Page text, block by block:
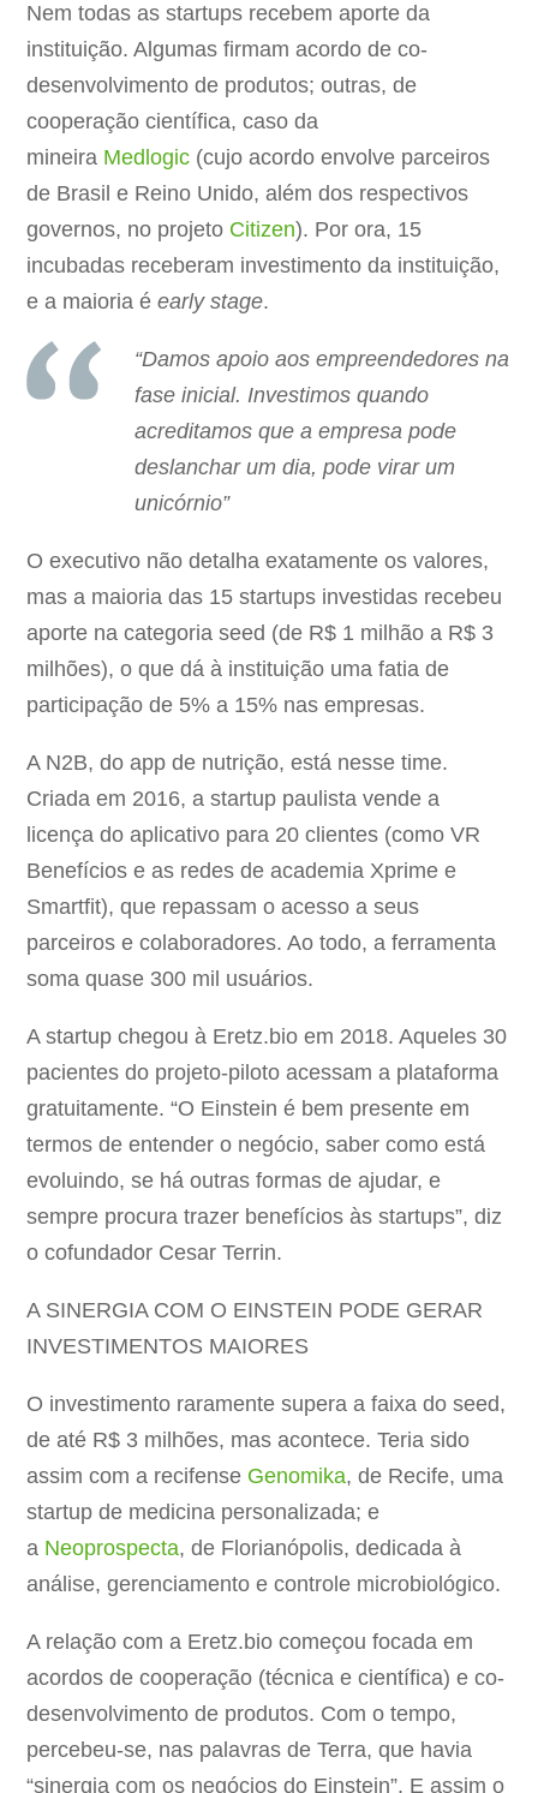
Nem todas as startups recebem aporte da
instituição. Algumas firmam acordo de co-
desenvolvimento de produtos; outras, de
cooperação científica, caso da
mineira Medlogic (cujo acordo envolve parceiros
de Brasil e Reino Unido, além dos respectivos
governos, no projeto Citizen). Por ora, 15
incubadas receberam investimento da instituição,
e a maioria éearly stage.
“Damos apoio aos empreendedores na
fase inicial. Investimos quando
acreditamos que a empresa pode
deslanchar um dia, pode virar um
unicórnio”
O executivo não detalha exatamente os valores,
mas a maioria das 15 startups investidas recebeu
aporte na categoria seed (de R$ 1 milhão a R$ 3
milhões), o que dá à instituição uma fatia de
participação de 5% a 15% nas empresas.
A N2B, do app de nutrição, está nesse time.
Criada em 2016, a startup paulista vende a
licença do aplicativo para 20 clientes (como VR
Benefícios e as redes de academia Xprime e
Smartfit), que repassam o acesso a seus
parceiros e colaboradores. Ao todo, a ferramenta
soma quase 300 mil usuários.
A startup chegou à Eretz.bio em 2018. Aqueles 30
pacientes do projeto-piloto acessam a plataforma
gratuitamente. “O Einstein é bem presente em
termos de entender o negócio, saber como está
evoluindo, se há outras formas de ajudar, e
sempre procura trazer benefícios às startups”, diz
o cofundador Cesar Terrin.
A SINERGIA COM O EINSTEIN PODE GERAR
INVESTIMENTOS MAIORES
O investimento raramente supera a faixa do seed,
de até R$ 3 milhões, mas acontece. Teria sido
assim com a recifense Genomika, de Recife, uma
startup de medicina personalizada; e
a Neoprospecta, de Florianópolis, dedicada à
análise, gerenciamento e controle microbiológico.
A relação com a Eretz.bio começou focada em
acordos de cooperação (técnica e científica) e co-
desenvolvimento de produtos. Com o tempo,
percebeu-se, nas palavras de Terra, que havia
“sinergia com os negócios do Einstein”. E assim o